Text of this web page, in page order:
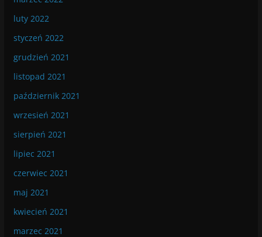
luty 2022
styczeń 2022
grudzień 2021
listopad 2021
październik 2021
wrzesień 2021
sierpień 2021
lipiec 2021
czerwiec 2021
maj 2021
kwiecień 2021
marzec 2021